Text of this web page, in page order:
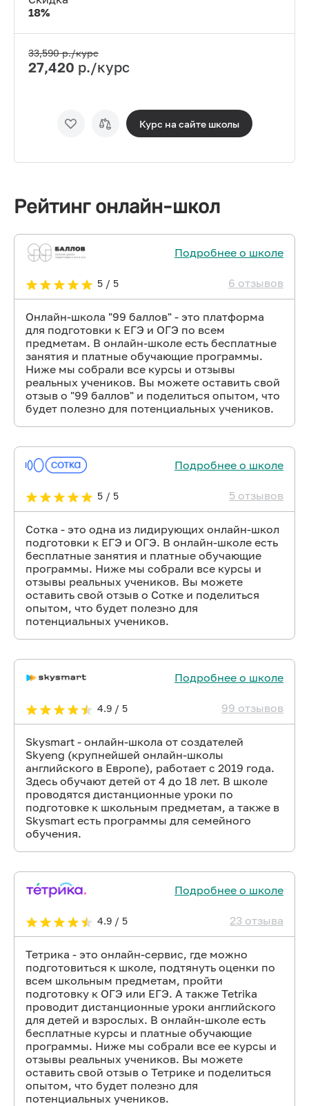
18%
33,590р./курс
27,420 р./курс
Курс на сайте школы
Рейтинг онлайн-школ
Подробнее о школе
5 / 5 6 отзывов
Онлайн-школа "99 баллов" - это платформа
для подготовки к ЕГЭ и ОГЭ по всем
предметам. В онлайн-школе есть бесплатные
занятия и платные обучающие программы.
Ниже мы собрали все курсы и отзывы
реальных учеников. Вы можете оставить свой
отзыв о "99 баллов" и поделиться опытом, что
будет полезно для потенциальных учеников.
Подробнее о школе
5 / 5 5 отзывов
Сотка - это одна из лидирующих онлайн-школ
подготовки к ЕГЭ и ОГЭ. В онлайн-школе есть
бесплатные занятия и платные обучающие
программы. Ниже мы собрали все курсы и
отзывы реальных учеников. Вы можете
оставить свой отзыв о Сотке и поделиться
опытом, что будет полезно для
потенциальных учеников.
Подробнее о школе
4.9 / 5 99 отзывов
Skysmart - онлайн-школа от создателей
Skyeng (крупнейшей онлайн-школы
английского в Европе), работает с 2019 года.
Здесь обучают детей от 4 до 18 лет. В школе
проводятся дистанционные уроки по
подготовке к школьным предметам, а также в
Skysmart есть программы для семейного
обучения.
Подробнее о школе
4.9 / 5 23 отзыва
Тетрика - это онлайн-сервис, где можно
подготовиться к школе, подтянуть оценки по
всем школьным предметам, пройти
подготовку к ОГЭ или ЕГЭ. А также Tetrika
проводит дистанционные уроки английского
для детей и взрослых. В онлайн-школе есть
бесплатные курсы и платные обучающие
программы. Ниже мы собрали все ее курсы и
отзывы реальных учеников. Вы можете
оставить свой отзыв о Тетрике и поделиться
опытом, что будет полезно для
потенциальных учеников.